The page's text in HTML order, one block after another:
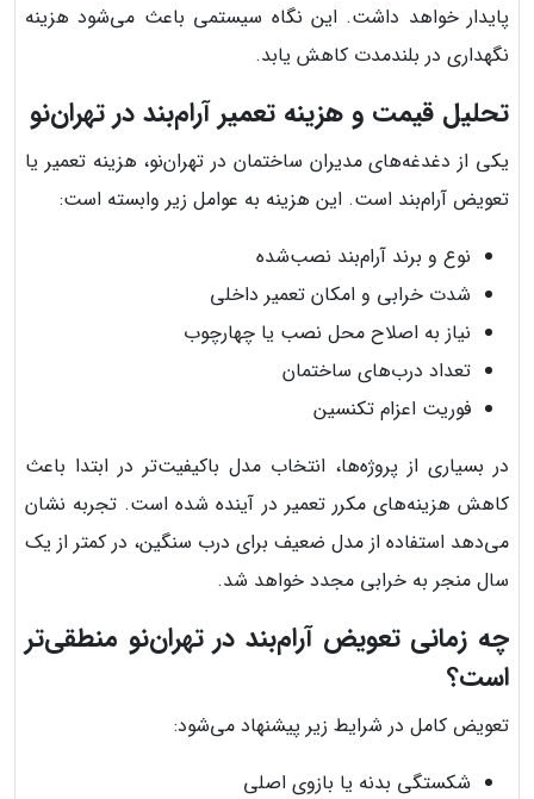
پایدار خواهد داشت. این نگاه سیستمی باعث می‌شود هزینه
نگهداری در بلندمدت کاهش یابد.
تحلیل قیمت و هزینه تعمیر آرام‌بند در تهران‌نو
یکی از دغدغه‌های مدیران ساختمان در تهران‌نو، هزینه تعمیر یا
تعویض آرام‌بند است. این هزینه به عوامل زیر وابسته است:
نوع و برند آرام‌بند نصب‌شده
شدت خرابی و امکان تعمیر داخلی
نیاز به اصلاح محل نصب یا چهارچوب
تعداد درب‌های ساختمان
فوریت اعزام تکنسین
در بسیاری از پروژه‌ها، انتخاب مدل باکیفیت‌تر در ابتدا باعث
کاهش هزینه‌های مکرر تعمیر در آینده شده است. تجربه نشان
می‌دهد استفاده از مدل ضعیف برای درب سنگین، در کمتر از یک
سال منجر به خرابی مجدد خواهد شد.
چه زمانی تعویض آرام‌بند در تهران‌نو منطقی‌تر
است؟
تعویض کامل در شرایط زیر پیشنهاد می‌شود:
شکستگی بدنه یا بازوی اصلی